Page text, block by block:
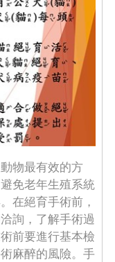
物最有效的方
免老年生殖系統
在絕育手術前，
詢，了解手術過
前要進行基本檢
麻醉的風險。手